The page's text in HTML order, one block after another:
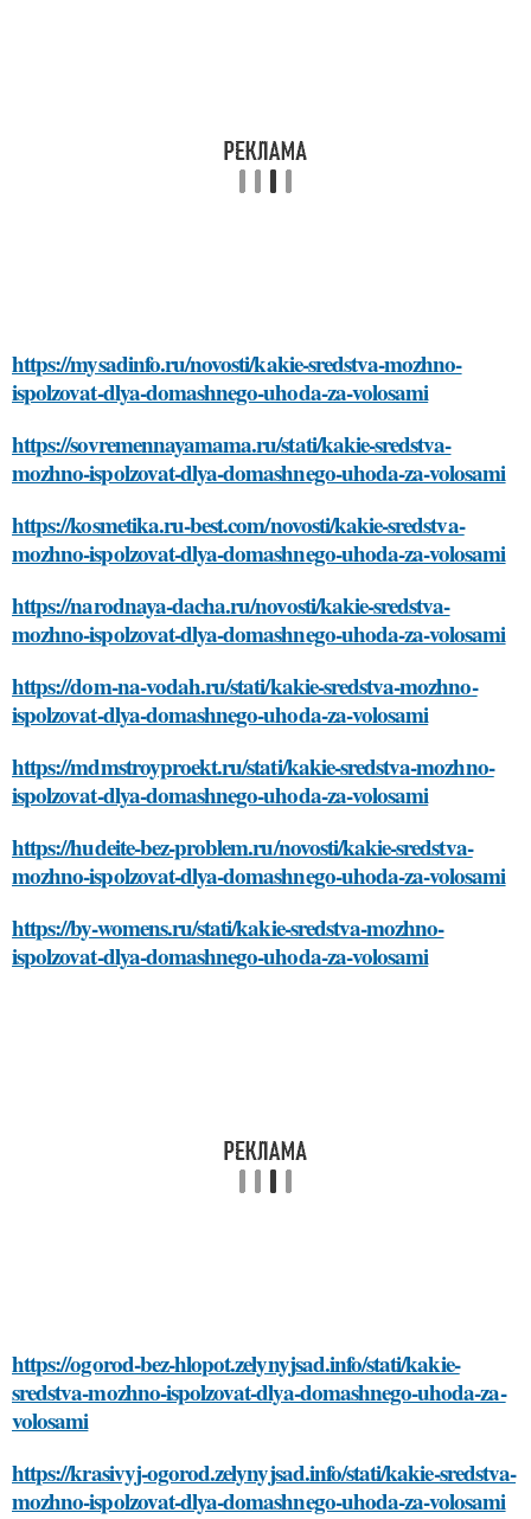
https://mysadinfo.ru/novosti/kakie-sredstva-mozhno-
ispolzovat-dlya-domashnego-uhoda-za-volosami
https://sovremennayamama.ru/stati/kakie-sredstva-
mozhno-ispolzovat-dlya-domashnego-uhoda-za-volosami
https://kosmetika.ru-best.com/novosti/kakie-sredstva-
mozhno-ispolzovat-dlya-domashnego-uhoda-za-volosami
https://narodnaya-dacha.ru/novosti/kakie-sredstva-
mozhno-ispolzovat-dlya-domashnego-uhoda-za-volosami
https://dom-na-vodah.ru/stati/kakie-sredstva-mozhno-
ispolzovat-dlya-domashnego-uhoda-za-volosami
https://mdmstroyproekt.ru/stati/kakie-sredstva-mozhno-
ispolzovat-dlya-domashnego-uhoda-za-volosami
https://hudeite-bez-problem.ru/novosti/kakie-sredstva-
mozhno-ispolzovat-dlya-domashnego-uhoda-za-volosami
https://by-womens.ru/stati/kakie-sredstva-mozhno-
ispolzovat-dlya-domashnego-uhoda-za-volosami
https://ogorod-bez-hlopot.zelynyjsad.info/stati/kakie-
sredstva-mozhno-ispolzovat-dlya-domashnego-uhoda-za-
volosami
https://krasivyj-ogorod.zelynyjsad.info/stati/kakie-sredstva-
mozhno-ispolzovat-dlya-domashnego-uhoda-za-volosami